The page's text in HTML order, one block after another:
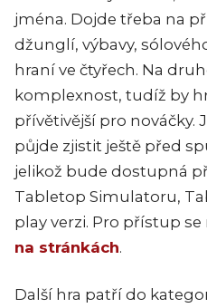
jména. Dojde třeba na
džunglí, výbavy,
hraní ve čtyřech. Na
komplexnost, tudíž by
přívětivější pro nováčky.
půjde zjistit ještě před
jelikož bude dostupná
Tabletop Simulatoru,
play verzi. Pro přístup
na stránkách.
Další hra patří do